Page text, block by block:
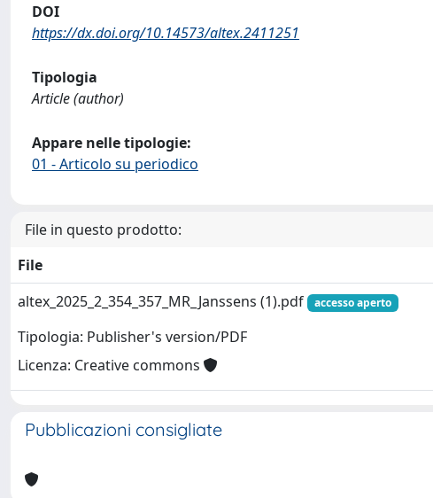
DOI
https://dx.doi.org/10.14573/altex.2411251
Tipologia
Article (author)
Appare nelle tipologie:
01 - Articolo su periodico
File in questo prodotto:
File
altex_2025_2_354_357_MR_Janssens (1).pdf
accesso aperto
Tipologia: Publisher's version/PDF
Licenza: Creative commons
Pubblicazioni consigliate